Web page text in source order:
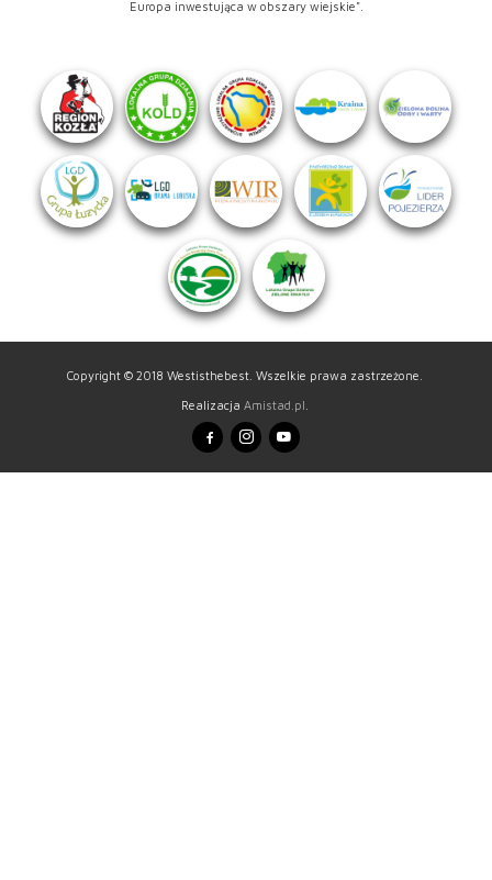
Europa inwestująca w obszary wiejskie".
Copyright © 2018 Westisthebest. Wszelkie prawa zastrzeżone.
Realizacja Amistad.pl